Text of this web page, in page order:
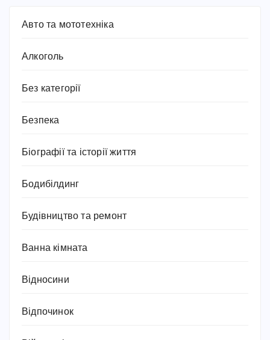
Авто та мототехніка
Алкоголь
Без категорії
Безпека
Біографії та історії життя
Бодибілдинг
Будівництво та ремонт
Ванна кімната
Відносини
Відпочинок